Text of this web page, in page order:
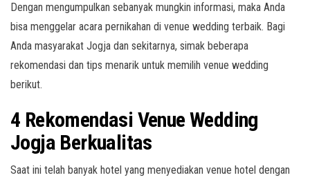
Dengan mengumpulkan sebanyak mungkin informasi, maka Anda
bisa menggelar acara pernikahan di venue wedding terbaik. Bagi
Anda masyarakat Jogja dan sekitarnya, simak beberapa
rekomendasi dan tips menarik untuk memilih venue wedding
berikut.
4 Rekomendasi Venue Wedding
Jogja Berkualitas
Saat ini telah banyak hotel yang menyediakan venue hotel dengan